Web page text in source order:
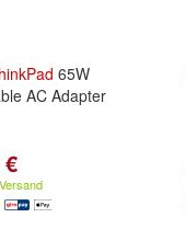
65W
AC Adapter